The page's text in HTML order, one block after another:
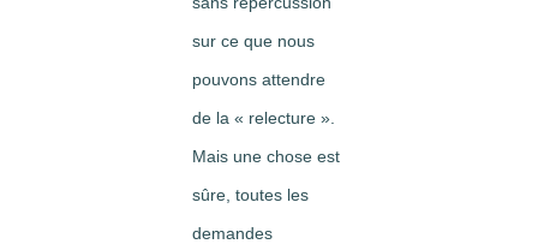
sur ce que nous
pouvons attendre
de la « relecture ».
Mais une chose est
sûre, toutes les
demandes